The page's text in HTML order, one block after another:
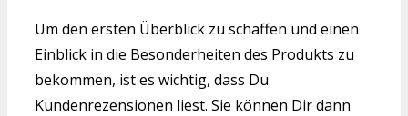
Um den ersten Überblick zu schaffen und einen
Einblick in die Besonderheiten des Produkts zu
bekommen, ist es wichtig, dass Du
Kundenrezensionen liest. Sie können Dir dann